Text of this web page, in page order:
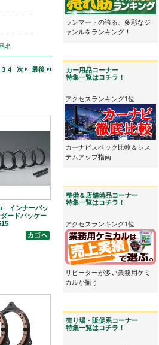
名
3 4 次 最後
インナーバッ
ードパッケー
ランマートの誇る、多彩なジ
ャンルをランキング！
カー用品コーナー
特集一覧はコチラ！
アクセスランキング1位
カーナビスペック比較＆シス
テムアップ指南
整備＆店舗備品コーナー
特集一覧はコチラ！
アクセスランキング1位
リピーターが多い業務用ケミ
カルが揃う
売り場・販促系コーナー
特集一覧はコチラ！